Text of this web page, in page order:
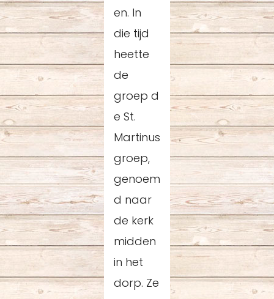
en. In
die tijd
heette
de
groep d
e St.
Martinus
groep,
genoem
d naar
de kerk
midden
in het
dorp. Ze